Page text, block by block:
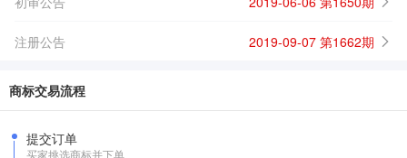
注册公告 2019-09-07 第1662期
商标交易流程
提交订单
买家挑选商标并下单